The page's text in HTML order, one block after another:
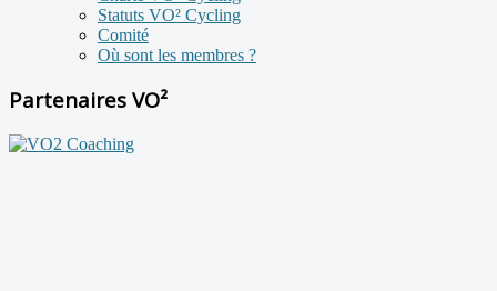
Statuts VO² Cycling
Comité
Où sont les membres ?
Partenaires VO²